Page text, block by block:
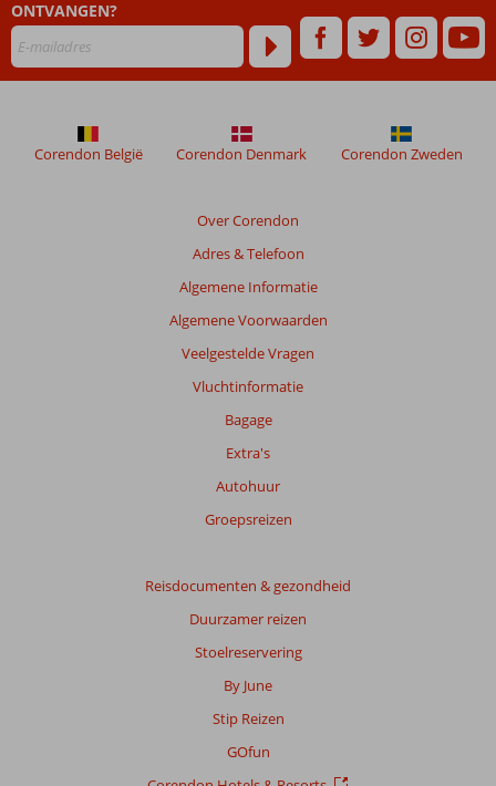
ONTVANGEN?
Over Corendon
Adres & Telefoon
Algemene Informatie
Algemene Voorwaarden
Veelgestelde Vragen
Vluchtinformatie
Bagage
Extra's
Autohuur
Groepsreizen
Reisdocumenten & gezondheid
Duurzamer reizen
Stoelreservering
By June
Stip Reizen
GOfun
Corendon België Corendon Denmark Corendon Zweden